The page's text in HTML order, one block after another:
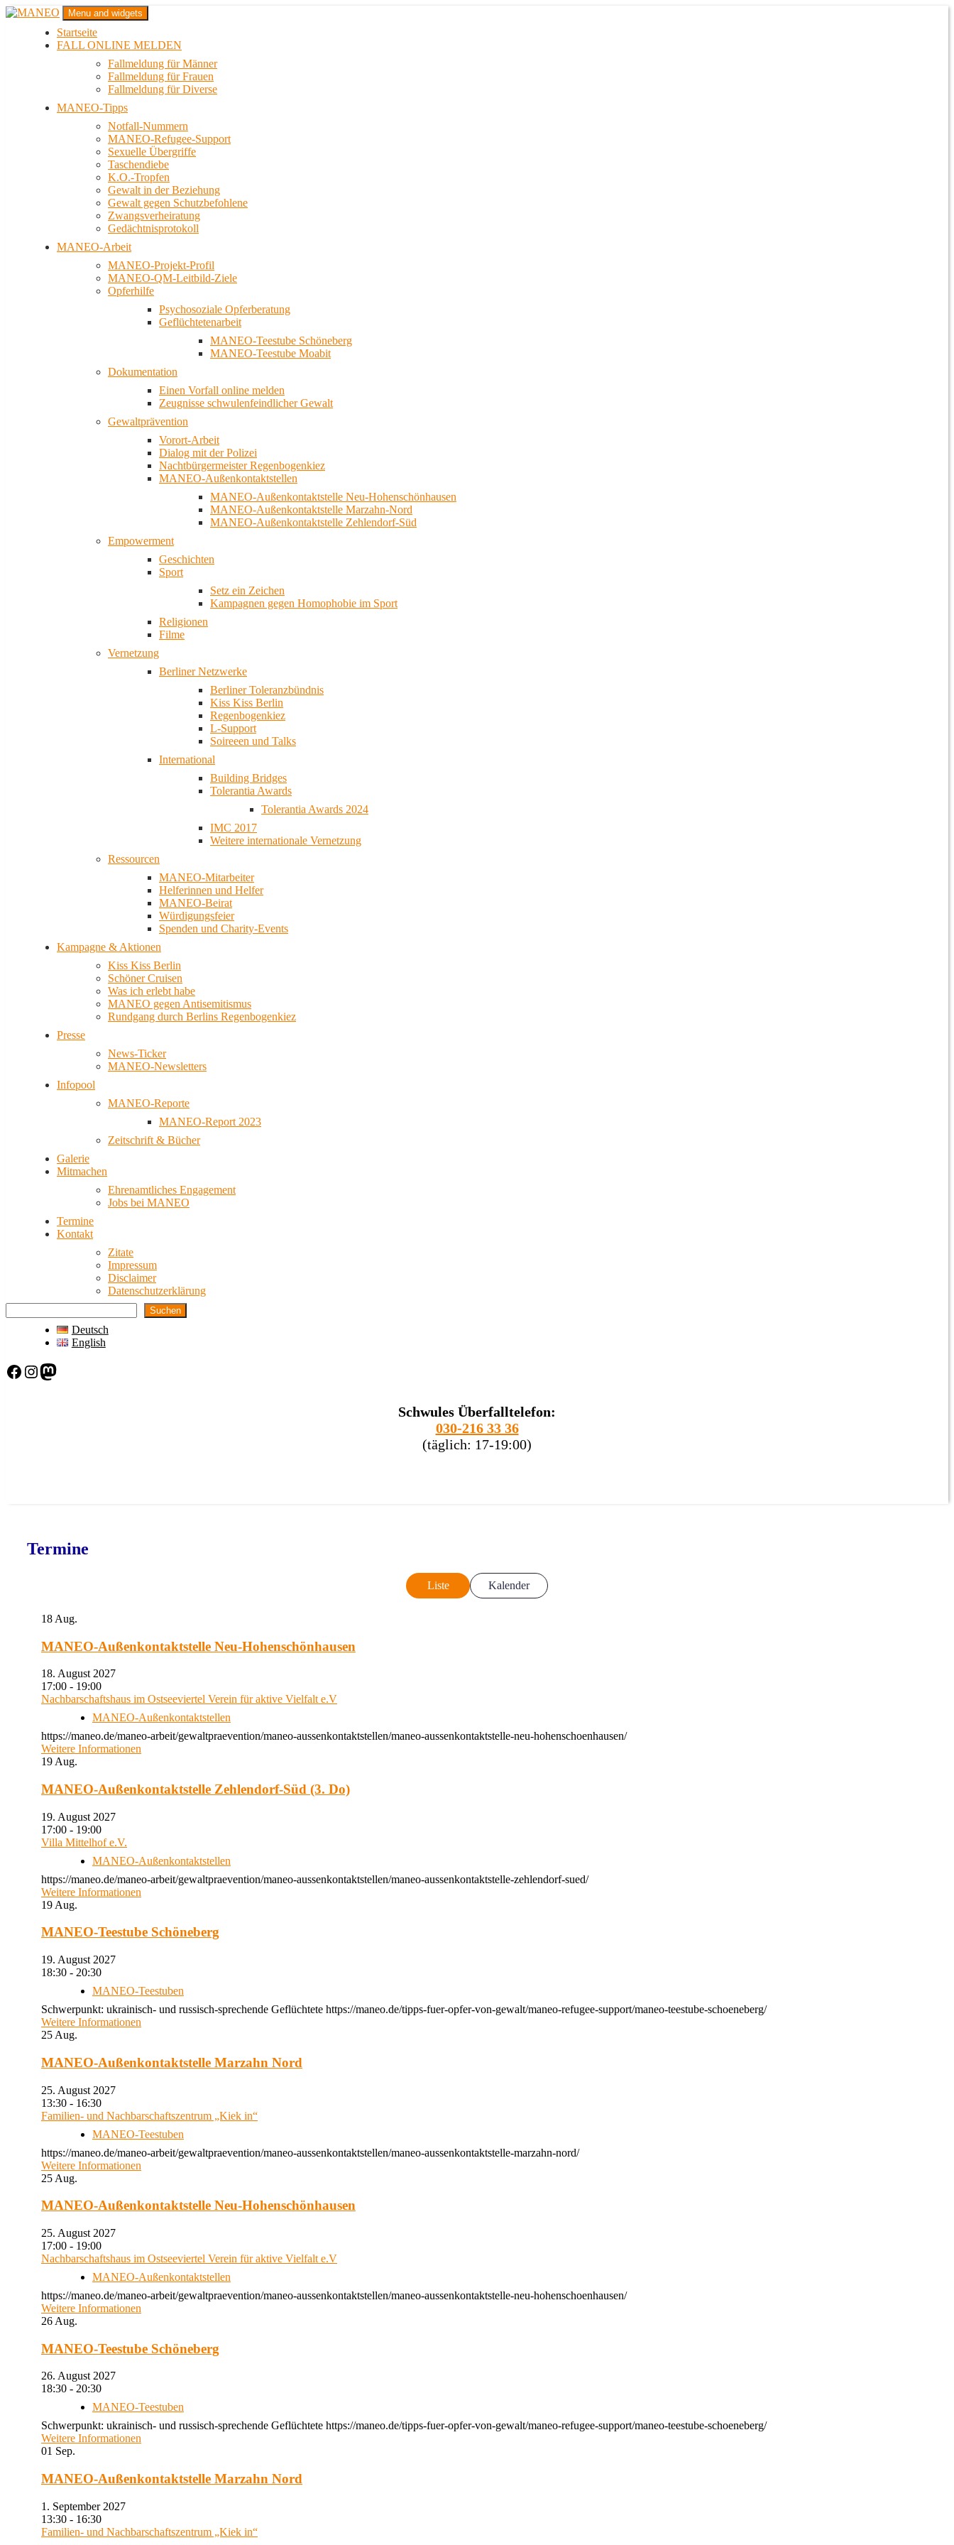
Zum
MANEO
Das schwule Anti-Gewalt-Projekt in Berlin
Menu and widgets
Startseite
FALL ONLINE MELDEN
Fallmeldung für Männer
Fallmeldung für Frauen
Fallmeldung für Diverse
MANEO-Tipps
Notfall-Nummern
MANEO-Refugee-Support
Sexuelle Übergriffe
Taschendiebe
K.O.-Tropfen
Gewalt in der Beziehung
Gewalt gegen Schutzbefohlene
Zwangsverheiratung
Gedächtnisprotokoll
MANEO-Arbeit
MANEO-Projekt-Profil
MANEO-QM-Leitbild-Ziele
Opferhilfe
Psychosoziale Opferberatung
Geflüchtetenarbeit
MANEO-Teestube Schöneberg
MANEO-Teestube Moabit
Dokumentation
Einen Vorfall online melden
Zeugnisse schwulenfeindlicher Gewalt
Gewaltprävention
Vorort-Arbeit
Dialog mit der Polizei
Nachtbürgermeister Regenbogenkiez
MANEO-Außenkontaktstellen
MANEO-Außenkontaktstelle Neu-Hohenschönhausen
MANEO-Außenkontaktstelle Marzahn-Nord
MANEO-Außenkontaktstelle Zehlendorf-Süd
Empowerment
Geschichten
Sport
Setz ein Zeichen
Kampagnen gegen Homophobie im Sport
Religionen
Filme
Vernetzung
Berliner Netzwerke
Berliner Toleranzbündnis
Kiss Kiss Berlin
Regenbogenkiez
L-Support
Soireeen und Talks
International
Building Bridges
Tolerantia Awards
Tolerantia Awards 2024
IMC 2017
Weitere internationale Vernetzung
Ressourcen
MANEO-Mitarbeiter
Helferinnen und Helfer
MANEO-Beirat
Würdigungsfeier
Spenden und Charity-Events
Kampagne & Aktionen
Kiss Kiss Berlin
Schöner Cruisen
Was ich erlebt habe
MANEO gegen Antisemitismus
Rundgang durch Berlins Regenbogenkiez
Presse
News-Ticker
MANEO-Newsletters
Infopool
MANEO-Reporte
MANEO-Report 2023
Zeitschrift & Bücher
Galerie
Mitmachen
Ehrenamtliches Engagement
Jobs bei MANEO
Termine
Kontakt
Zitate
Impressum
Disclaimer
Datenschutzerklärung
Suchen
Deutsch
English
Facebook Instagram Mastodon
Schwules Überfalltelefon:
030-216 33 36
(täglich: 17-19:00)
Termine
Liste Kalender
18 Aug.
MANEO-Außenkontaktstelle Neu-Hohenschönhausen
18. August 2027
17:00 - 19:00
Nachbarschaftshaus im Ostseeviertel Verein für aktive Vielfalt e.V
MANEO-Außenkontaktstellen
https://maneo.de/maneo-arbeit/gewaltpraevention/maneo-aussenkontaktstellen/maneo-aussenkontaktstelle-neu-hohenschoenhausen/
Weitere Informationen
19 Aug.
MANEO-Außenkontaktstelle Zehlendorf-Süd (3. Do)
19. August 2027
17:00 - 19:00
Villa Mittelhof e.V.
MANEO-Außenkontaktstellen
https://maneo.de/maneo-arbeit/gewaltpraevention/maneo-aussenkontaktstellen/maneo-aussenkontaktstelle-zehlendorf-sued/
Weitere Informationen
19 Aug.
MANEO-Teestube Schöneberg
19. August 2027
18:30 - 20:30
MANEO-Teestuben
Schwerpunkt: ukrainisch- und russisch-sprechende Geflüchtete https://maneo.de/tipps-fuer-opfer-von-gewalt/maneo-refugee-support/maneo-teestube-schoeneberg/
Weitere Informationen
25 Aug.
MANEO-Außenkontaktstelle Marzahn Nord
25. August 2027
13:30 - 16:30
Familien- und Nachbarschaftszentrum „Kiek in“
MANEO-Teestuben
https://maneo.de/maneo-arbeit/gewaltpraevention/maneo-aussenkontaktstellen/maneo-aussenkontaktstelle-marzahn-nord/
Weitere Informationen
25 Aug.
MANEO-Außenkontaktstelle Neu-Hohenschönhausen
25. August 2027
17:00 - 19:00
Nachbarschaftshaus im Ostseeviertel Verein für aktive Vielfalt e.V
MANEO-Außenkontaktstellen
https://maneo.de/maneo-arbeit/gewaltpraevention/maneo-aussenkontaktstellen/maneo-aussenkontaktstelle-neu-hohenschoenhausen/
Weitere Informationen
26 Aug.
MANEO-Teestube Schöneberg
26. August 2027
18:30 - 20:30
MANEO-Teestuben
Schwerpunkt: ukrainisch- und russisch-sprechende Geflüchtete https://maneo.de/tipps-fuer-opfer-von-gewalt/maneo-refugee-support/maneo-teestube-schoeneberg/
Weitere Informationen
01 Sep.
MANEO-Außenkontaktstelle Marzahn Nord
1. September 2027
13:30 - 16:30
Familien- und Nachbarschaftszentrum „Kiek in“